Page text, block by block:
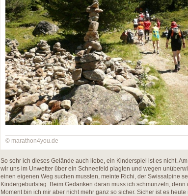
© marathon4you.de
So sehr ich dieses Gelände auch liebe, ein Kinderspiel ist es nicht.
wir uns im Unwetter über ein Schneefeld plagten und wegen
einen eigenen Weg suchen mussten, meinte Richi, der Swissalpine
Kindergeburtstag. Beim Gedanken daran muss ich schmunzeln,
Moment bin ich mir aber nicht mehr ganz so sicher. Sicher ist es